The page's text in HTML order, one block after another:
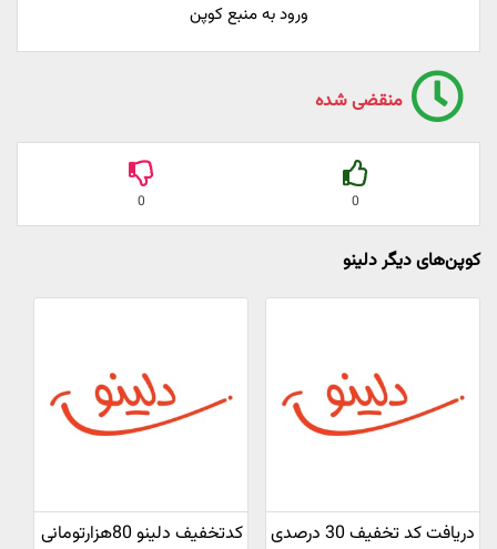
ورود به منبع کوپن
منقضی شده
0
0
کوپن‌های دیگر دلینو
دریافت کد تخفیف 30 درصدی
کدتخفیف دلینو 80هزارتومانی